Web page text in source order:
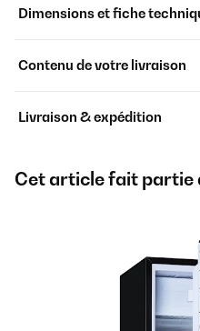
Dimensions et fiche
Contenu de votre livraison
Livraison & expédition
Cet article fait partie